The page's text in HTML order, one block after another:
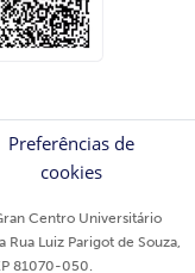
Preferências de
cookies
Centro Universitário
Rua Luiz Parigot de Souza,
81070-050.